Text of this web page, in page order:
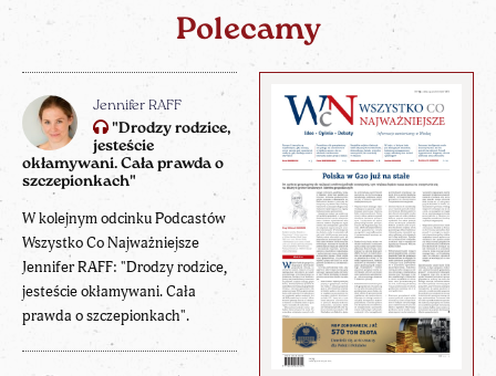
Polecamy
Jennifer RAFF
"Drodzy rodzice,
jesteście
okłamywani. Cała prawda o
szczepionkach"
W kolejnym odcinku Podcastów
Wszystko Co Najważniejsze
Jennifer RAFF: "Drodzy rodzice,
jesteście okłamywani. Cała
prawda o szczepionkach".